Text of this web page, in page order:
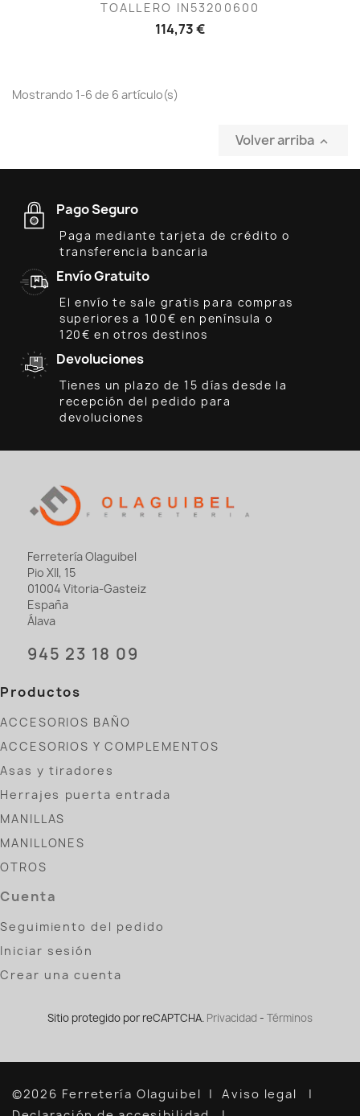
TOALLERO IN53200600
114,73 €
Mostrando 1-6 de 6 artículo(s)
Volver arriba 
Pago Seguro
Paga mediante tarjeta de crédito o
transferencia bancaria
Envío Gratuito
El envío te sale gratis para compras
superiores a 100€ en península o
120€ en otros destinos
Devoluciones
Tienes un plazo de 15 días desde la
recepción del pedido para
devoluciones
Ferretería Olaguibel
Pio XII, 15
01004 Vitoria-Gasteiz
España
Álava
945 23 18 09
Productos
ACCESORIOS BAÑO
ACCESORIOS Y COMPLEMENTOS
Asas y tiradores
Herrajes puerta entrada
MANILLAS
MANILLONES
OTROS
Cuenta
Seguimiento del pedido
Iniciar sesión
Crear una cuenta
Sitio protegido por reCAPTCHA. Privacidad - Términos
©2026 Ferretería Olaguibel
Aviso legal